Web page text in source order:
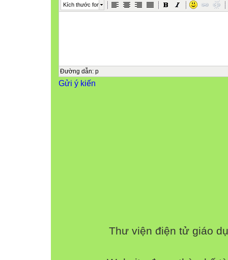
(Dành cho thí sinh thi chuyên Toán, chuyên
Ngày thi : 04/7/2008
Thời gian làm bài : 150 phút
Rút gọn biểu thức A
Kích thước font
Đường dẫn: p
Gửi ý kiến
Thư viện điện tử giáo